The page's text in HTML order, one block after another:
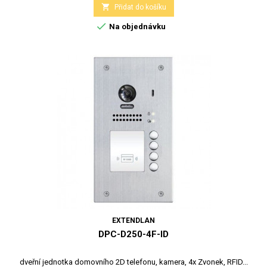
 Přidat do košíku
 Na objednávku
EXTENDLAN
DPC-D250-4F-ID
dveřní jednotka domovního 2D telefonu, kamera, 4x Zvonek, RFID...